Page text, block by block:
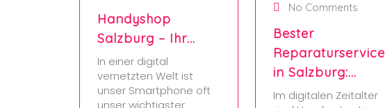
Handyshop
Salzburg – Ihr…
In einer digital
vernetzten Welt ist
unser Smartphone oft
unser wichtigster
No Comments
Bester
Reparaturservice
in Salzburg:…
Im digitalen Zeitalter